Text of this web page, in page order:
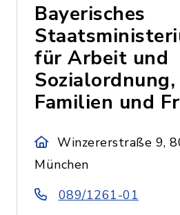
Bayerisches
für Arbeit und
Sozialordnung,
Familien und
Winzererstraße 9,
München
089/1261-01